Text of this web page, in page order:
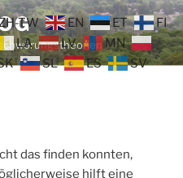
das finden konnten,
hilft eine
TW EN ET
FI
LA LV
MN
SL ES
SV